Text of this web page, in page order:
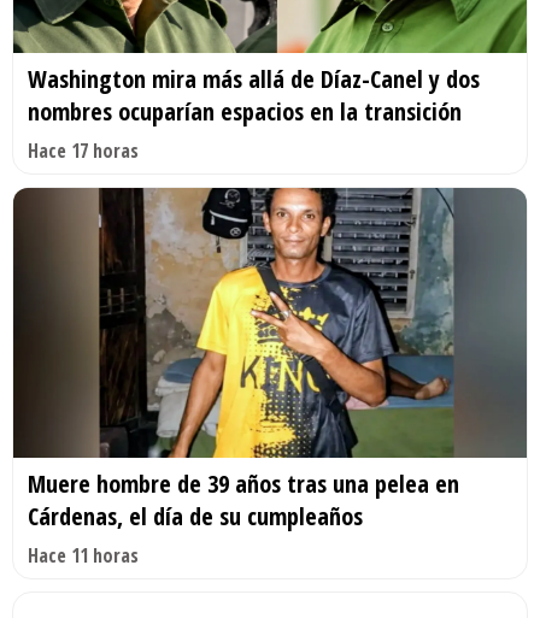
Washington mira más allá de Díaz-Canel y dos
nombres ocuparían espacios en la transición
Hace 17 horas
Muere hombre de 39 años tras una pelea en
Cárdenas, el día de su cumpleaños
Hace 11 horas